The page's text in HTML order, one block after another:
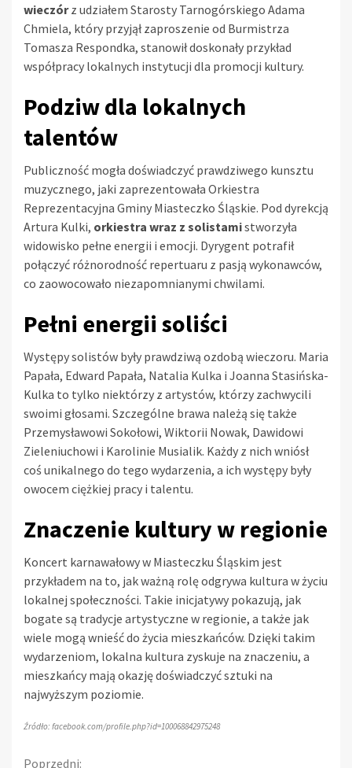
wieczórz udziałem Starosty Tarnogórskiego Adama
Chmiela, który przyjął zaproszenie od Burmistrza
Tomasza Respondka, stanowił doskonały przykład
współpracy lokalnych instytucji dla promocji kultury.
Podziw dla lokalnych
talentów
Publiczność mogła doświadczyć prawdziwego kunsztu
muzycznego, jaki zaprezentowała Orkiestra
Reprezentacyjna Gminy Miasteczko Śląskie. Pod dyrekcją
Artura Kulki, orkiestra wraz z solistamistworzyła
widowisko pełne energii i emocji. Dyrygent potrafił
połączyć różnorodność repertuaru z pasją wykonawców,
co zaowocowało niezapomnianymi chwilami.
Pełni energii soliści
Występy solistów były prawdziwą ozdobą wieczoru. Maria
Papała, Edward Papała, Natalia Kulka i Joanna Stasińska-
Kulka to tylko niektórzy z artystów, którzy zachwycili
swoimi głosami. Szczególne brawa należą się także
Przemysławowi Sokołowi, Wiktorii Nowak, Dawidowi
Zieleniuchowi i Karolinie Musialik. Każdy z nich wniósł
coś unikalnego do tego wydarzenia, a ich występy były
owocem ciężkiej pracy i talentu.
Znaczenie kultury w regionie
Koncert karnawałowy w Miasteczku Śląskim jest
przykładem na to, jak ważną rolę odgrywa kultura w życiu
lokalnej społeczności. Takie inicjatywy pokazują, jak
bogate są tradycje artystyczne w regionie, a także jak
wiele mogą wnieść do życia mieszkańców. Dzięki takim
wydarzeniom, lokalna kultura zyskuje na znaczeniu, a
mieszkańcy mają okazję doświadczyć sztuki na
najwyższym poziomie.
Źródło: facebook.com/profile.php?id=100068842975248
Poprzedni: